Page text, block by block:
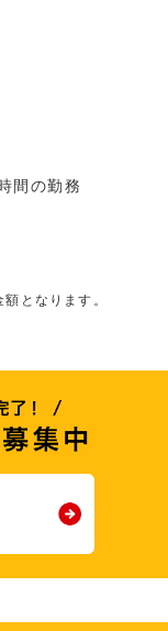
間の勤務
となります。